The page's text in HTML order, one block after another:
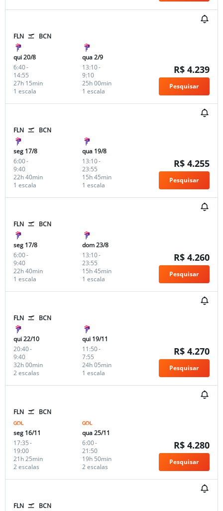
FLN BCN
qui 20/8
6:40-
14:55
1 escala
27h 15min
qua 2/9
13:10-
9:10
1 escala
25h 00min
R$ 4.239
Pesquisar
FLN BCN
seg 17/8
6:00-
9:40
1 escala
22h 40min
qua 19/8
13:10-
23:55
1 escala
15h 45min
R$ 4.255
Pesquisar
FLN BCN
seg 17/8
6:00-
9:40
1 escala
22h 40min
dom 23/8
13:10-
23:55
1 escala
15h 45min
R$ 4.260
Pesquisar
FLN BCN
qui 22/10
20:40-
9:40
2 escalas
32h 00min
qui 19/11
11:50-
7:55
1 escala
24h 05min
R$ 4.270
Pesquisar
FLN BCN
seg 16/11
17:35-
19:00
2 escalas
21h 25min
qua 25/11
6:00-
21:50
2 escalas
19h 50min
R$ 4.280
Pesquisar
FLN BCN